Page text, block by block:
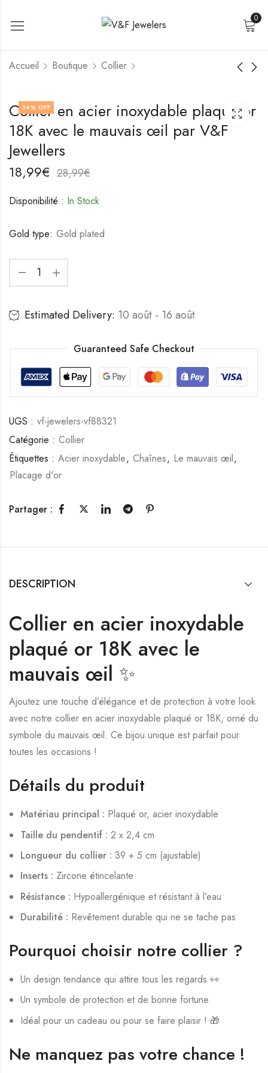
0
Accueil Boutique Collier
Collier de fleurs en
acier inoxydable de
V&F Jewellers
19,99€ 29,99€
Collier en acier
inoxydable plaqué or
18K avec le mauvais
œil par V&F Jewellers
17,99 27,99
34% OFF
Collier en acier inoxydable plaqué or
18K avec le mauvais œil par V&F
Jewellers
18,99€ 28,99€
Disponibilité : In Stock
Gold type: Gold plated
Estimated Delivery: 10 août - 16 août
Guaranteed Safe Checkout
UGS : vf-jewelers-vf88321
Catégorie : Collier
Étiquettes : Acier inoxydable, Chaînes, Le mauvais œil,
Placage d'or
Partager :
DESCRIPTION
Collier en acier inoxydable
plaqué or 18K avec le
mauvais œil ✨
Ajoutez une touche d’élégance et de protection à votre look
avec notre collier en acier inoxydable plaqué or 18K, orné du
symbole du mauvais œil. Ce bijou unique est parfait pour
toutes les occasions !
Détails du produit
Matériau principal : Plaqué or, acier inoxydable
Taille du pendentif : 2 x 2,4 cm
Longueur du collier : 39 + 5 cm (ajustable)
Inserts : Zircone étincelante
Résistance : Hypoallergénique et résistant à l’eau
Durabilité : Revêtement durable qui ne se tache pas
Pourquoi choisir notre collier ?
Un design tendance qui attire tous les regards 👀
Un symbole de protection et de bonne fortune
Idéal pour un cadeau ou pour se faire plaisir ! 🎁
Ne manquez pas votre chance !